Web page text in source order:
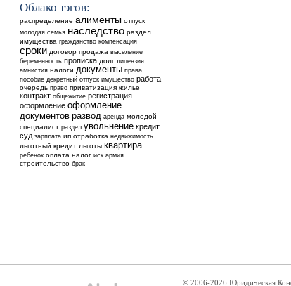
Облако тэгов:
распределение алименты отпуск
молодая семья наследство раздел
имущества гражданство компенсация
сроки договор продажа выселение
беременность прописка долг лицензия
амнистия налоги документы права
пособие декретный отпуск имущество работа
очередь право приватизация жилье
контракт общежитие регистрация
оформление оформление
документов развод аренда молодой
специалист раздел увольнение кредит
суд зарплата ип отработка недвижимость
льготный кредит льготы квартира
ребенок оплата налог иск армия
строительство брак
© 2006-2026 Юридическая